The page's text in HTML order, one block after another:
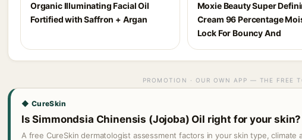
Organic Illuminating Facial Oil
Fortified with Saffron + Argan
Moxie Beauty Super
Cream 96 Percentage
Lock For Bouncy And
PROMOTION · OUR OWN APP — THE FREE
◆ CureSkin
Is Simmondsia Chinensis (Jojoba) Oil right for your skin?
A free CureSkin dermatologist assessment factors in your skin type, climate